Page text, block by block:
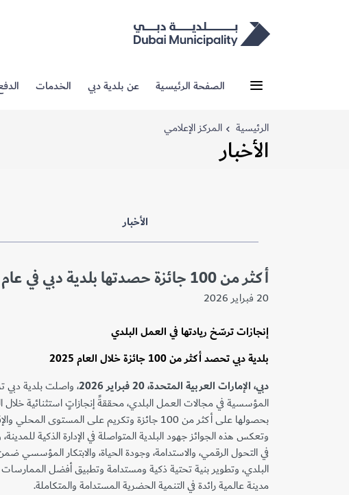
الصفحة الرئيسية عن بلدية دبي الخدمات
الرئيسية المركز الإعلامي
الأخبار
الأخبار
أكثر من 100 جائزة حصدتها بلدية دبي في عام 2025
20 فبراير 2026
إنجازات ترسّخ ريادتها في العمل البلدي
بلدية دبي تحصد أكثر من 100 جائزة خلال العام 2025
دبي، الإمارات العربية المتحدة،20فبراير 2026
، واصلت بلدية دبي
بحصولها على أكثر من 100 جائزة وتكريم على المستوى
وتعكس هذه الجوائز جهود البلدية المتواصلة في الإدارة الذكية
في التحول الرقمي، والاستدامة، وجودة الحياة، والابتكار المؤسسي
البلدي، وتطوير بنية تحتية ذكية ومستدامة وتطبيق أفضل
مدينة عالمية رائدة في التنمية الحضرية المستدامة والمتكاملة.